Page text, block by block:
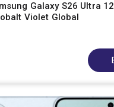
Galaxy S26 Ultra
Violet Global